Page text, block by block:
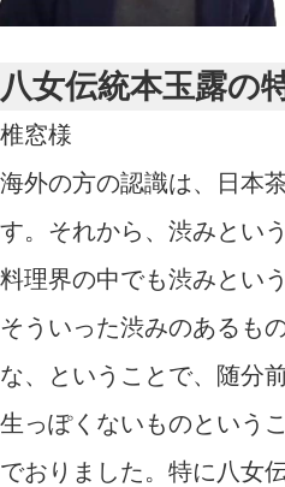
八女伝統本玉露の
椎窓様
海外の方の認識は、日本
す。それから、渋みとい
料理界の中でも渋みとい
そういった渋みのあるも
な、ということで、随分
生っぽくないものという
でおりました。特に八女